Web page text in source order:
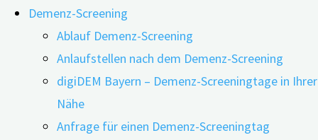
Demenz-Screening
Ablauf Demenz-Screening
Anlaufstellen nach dem Demenz-Screening
digiDEM Bayern – Demenz-Screeningtage in Ihrer
Nähe
Anfrage für einen Demenz-Screeningtag
mellitus
(„Zuckerkrank
heit“) ist ein
Überbegriff
verschiedene
Geringes Bildungsniveau
Hörverlust
Hoher LDL Cholesterin-Wert
Schädel-Hirn-Trauma